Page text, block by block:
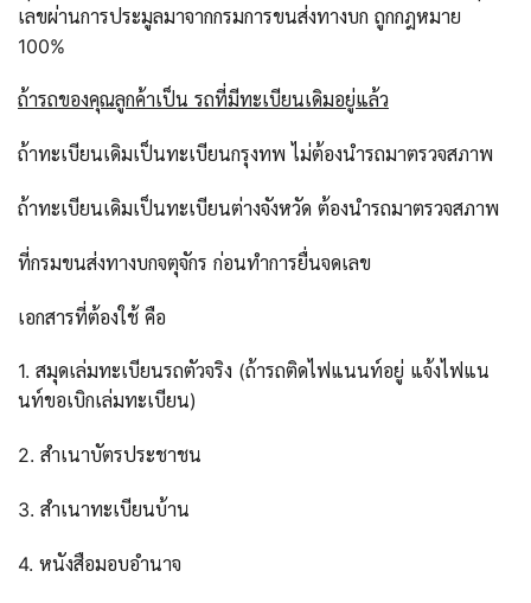
เลขผ่านการประมูลมาจากกรมการขนส่งทางบก ถูกกฎหมาย
100%
ถ้ารถของคุณลูกค้าเป็น รถที่มีทะเบียนเดิมอยู่แล้ว
ถ้าทะเบียนเดิมเป็นทะเบียนกรุงทพ ไม่ต้องนำรถมาตรวจสภาพ
ถ้าทะเบียนเดิมเป็นทะเบียนต่างจังหวัด ต้องนำรถมาตรวจสภาพ
ที่กรมขนส่งทางบกจตุจักร ก่อนทำการยื่นจดเลข
เอกสารที่ต้องใช้ คือ
1. สมุดเล่มทะเบียนรถตัวจริง (ถ้ารถติดไฟแนนท์อยู่ แจ้งไฟแน
นท์ขอเบิกเล่มทะเบียน)
2. สำเนาบัตรประชาชน
3. สำเนาทะเบียนบ้าน
4. หนังสือมอบอำนาจ